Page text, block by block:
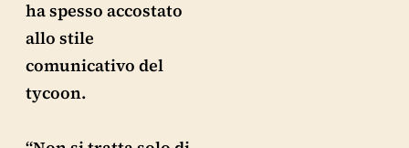
ha spesso accostato
allo stile
comunicativo del
tycoon.